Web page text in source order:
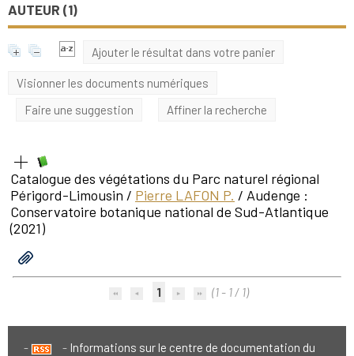
AUTEUR (1)
Ajouter le résultat dans votre panier
Visionner les documents numériques
Faire une suggestion
Affiner la recherche
Catalogue des végétations du Parc naturel régional
Périgord-Limousin / Pierre LAFON P. / Audenge :
Conservatoire botanique national de Sud-Atlantique
(2021)
1 (1 - 1 / 1)
Informations sur le centre de documentation du